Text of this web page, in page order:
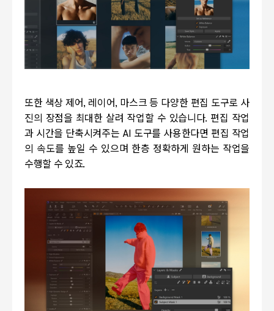
또한 색상 제어, 레이어, 마스크 등 다양한 편집 도구로 사
진의 장점을 최대한 살려 작업할 수 있습니다. 편집 작업
과 시간을 단축시켜주는 AI 도구를 사용한다면 편집 작업
의 속도를 높일 수 있으며 한층 정확하게 원하는 작업을
수행할 수 있죠.